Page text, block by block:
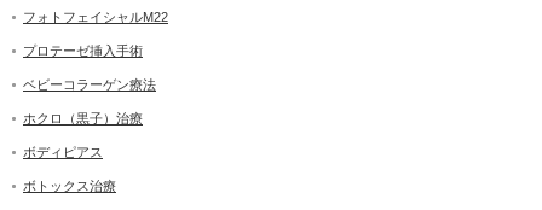
フォトフェイシャルM22
プロテーゼ挿入手術
ベビーコラーゲン療法
ホクロ（黒子）治療
ボディピアス
ボトックス治療